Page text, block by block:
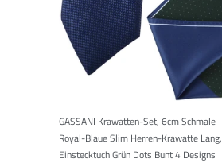
GASSANI Krawatten-Set, 6cm Schmale
Royal-Blaue Slim Herren-Krawatte Lang,
Einstecktuch Grün Dots Bunt 4 Designs